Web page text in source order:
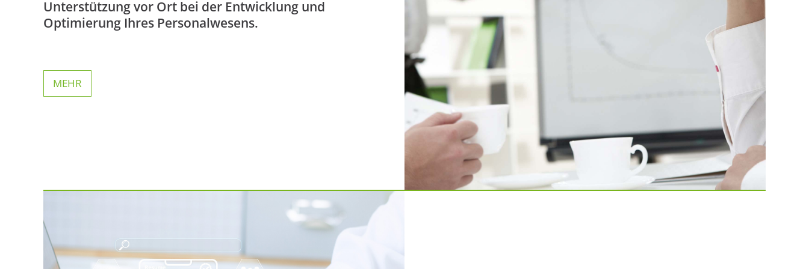
Unterstützung vor Ort bei der Entwicklung und
Optimierung Ihres Personalwesens.
MEHR